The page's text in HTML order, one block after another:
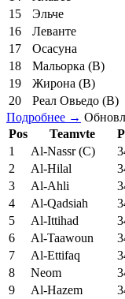
15
Эльче
16
Леванте
17
Осасуна
18
Мальорка (В)
19
Жирона (В)
20
Реал Овьедо (В)
Подробнее →
Pos
Teamvte
1
Al-Nassr (C)
2
Al-Hilal
3
Al-Ahli
4
Al-Qadsiah
5
Al-Ittihad
6
Al-Taawoun
7
Al-Ettifaq
8
Neom
9
Al-Hazem